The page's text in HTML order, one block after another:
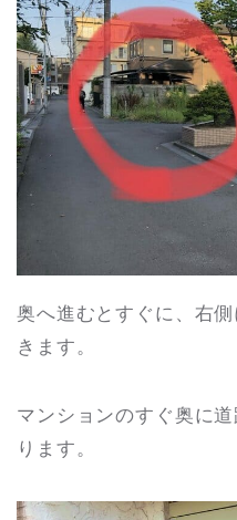
奥へ進むとすぐに、右
きます。
マンションのすぐ奥に
ります。